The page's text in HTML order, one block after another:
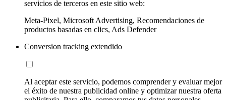
servicios de terceros en este sitio web:
Meta-Pixel, Microsoft Advertising, Recomendaciones de
productos basadas en clics, Ads Defender
Conversion tracking extendido
Al aceptar este servicio, podemos comprender y evaluar mejor
el éxito de nuestra publicidad online y optimizar nuestra oferta